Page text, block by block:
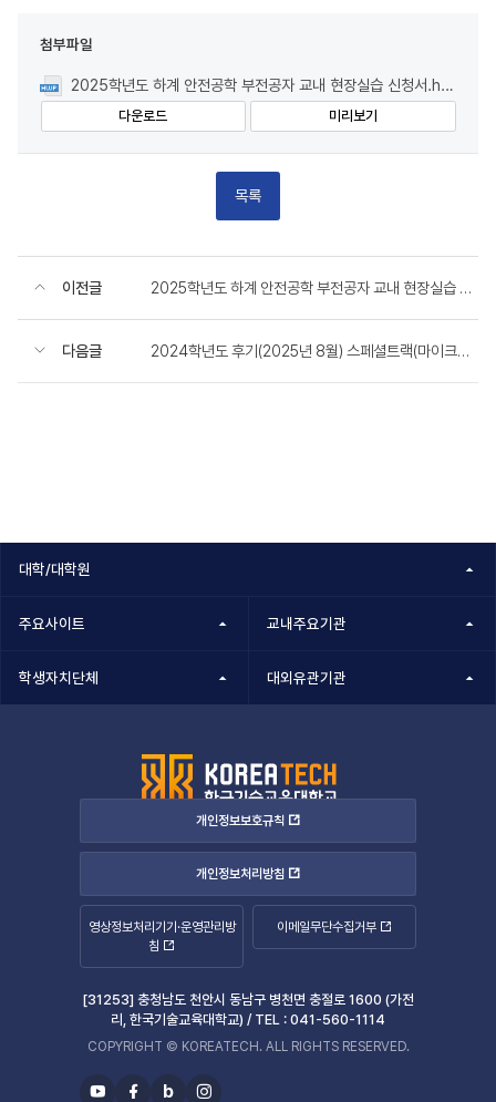
첨부파일
2025학년도 하계 안전공학 부전공자 교내 현장실습 신청서.hwp
다운로드 미리보기
목록
이전글 2025학년도 하계 안전공학 부전공자 교내 현장실습 모집 안내
다음글 2024학년도 후기(2025년 8월) 스페셜트랙(마이크로디그리) 이수 신청 안내(졸업신청자)
대학/대학원
주요사이트 교내주요기관
학생자치단체 대외유관기관
개인정보보호규칙
개인정보처리방침
영상정보처리기기·운영관리방
침
이메일무단수집거부
[31253] 충청남도 천안시 동남구 병천면 충절로 1600 (가전
리, 한국기술교육대학교) / TEL : 041-560-1114
COPYRIGHT © KOREATECH. ALL RIGHTS RESERVED.
b